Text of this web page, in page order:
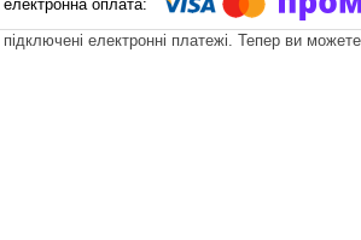
підключені електронні платежі. Тепер ви